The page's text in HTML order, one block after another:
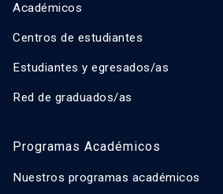
Académicos
Centros de estudiantes
Estudiantes y egresados/as
Red de graduados/as
Programas Académicos
Nuestros programas académicos